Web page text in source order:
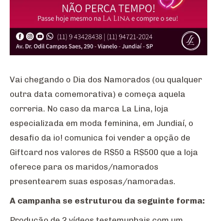
Vai chegando o Dia dos Namorados (ou qualquer
outra data comemorativa) e começa aquela
correria. No caso da marca La Lina, loja
especializada em moda feminina, em Jundiaí, o
desafio da io! comunica foi vender a opção de
Giftcard nos valores de R$50 a R$500 que a loja
oferece para os maridos/namorados
presentearem suas esposas/namoradas.
A campanha se estruturou da seguinte forma: